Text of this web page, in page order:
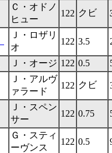
Ｃ・オドノ
ヒュー
122 クビ
Ｊ・ロザリ
オ
122 3.5
Ｊ・オージ 122 0.5
Ｊ・アルヴ
ァラード
122 クビ
Ｊ・スペン
サー
122 0.75
Ｇ・スティ
ーヴンス
122 0.5